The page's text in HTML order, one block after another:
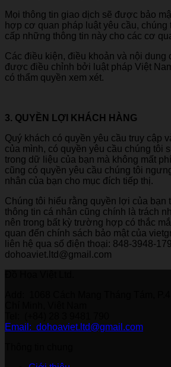
Mọi thông tin giao dịch sẽ được bảo
hợp cơ quan pháp luật yêu cầu, chúng
cấp những thông tin này cho các cơ
Các điều kiện, điều khoản và nội dung
được điều chỉnh bởi luật pháp Việt
có thẩm quyền xem xét.
3. QUYỀN LỢI KHÁCH HÀNG
Quý khách có quyền yêu cầu truy cập
của mình, có quyền yêu cầu chúng tôi
trong dữ liệu của bạn mà không mất
cũng có quyền yêu cầu chúng tôi
nhân của bạn cho mục đích tiếp thị.
Chúng tôi hiểu rằng quyền lợi của bạn
thông tin cá nhân cũng chính là trách
nên trong bất kỳ trường hợp có thắc
quan đến chính sách bảo mật của
liên hệ qua số điện thoại: 848-3948-
dohoaviet.ltd@gmail.com
Email: dohoaviet.ltd@gmail.com